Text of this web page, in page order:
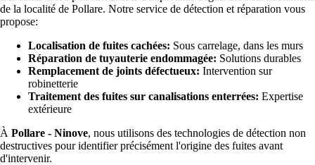
de la localité de Pollare. Notre service de détection et réparation vous
propose:
Localisation de fuites cachées: Sous carrelage, dans les murs
Réparation de tuyauterie endommagée: Solutions durables
Remplacement de joints défectueux: Intervention sur
robinetterie
Traitement des fuites sur canalisations enterrées: Expertise
extérieure
À Pollare - Ninove, nous utilisons des technologies de détection non
destructives pour identifier précisément l'origine des fuites avant
d'intervenir.